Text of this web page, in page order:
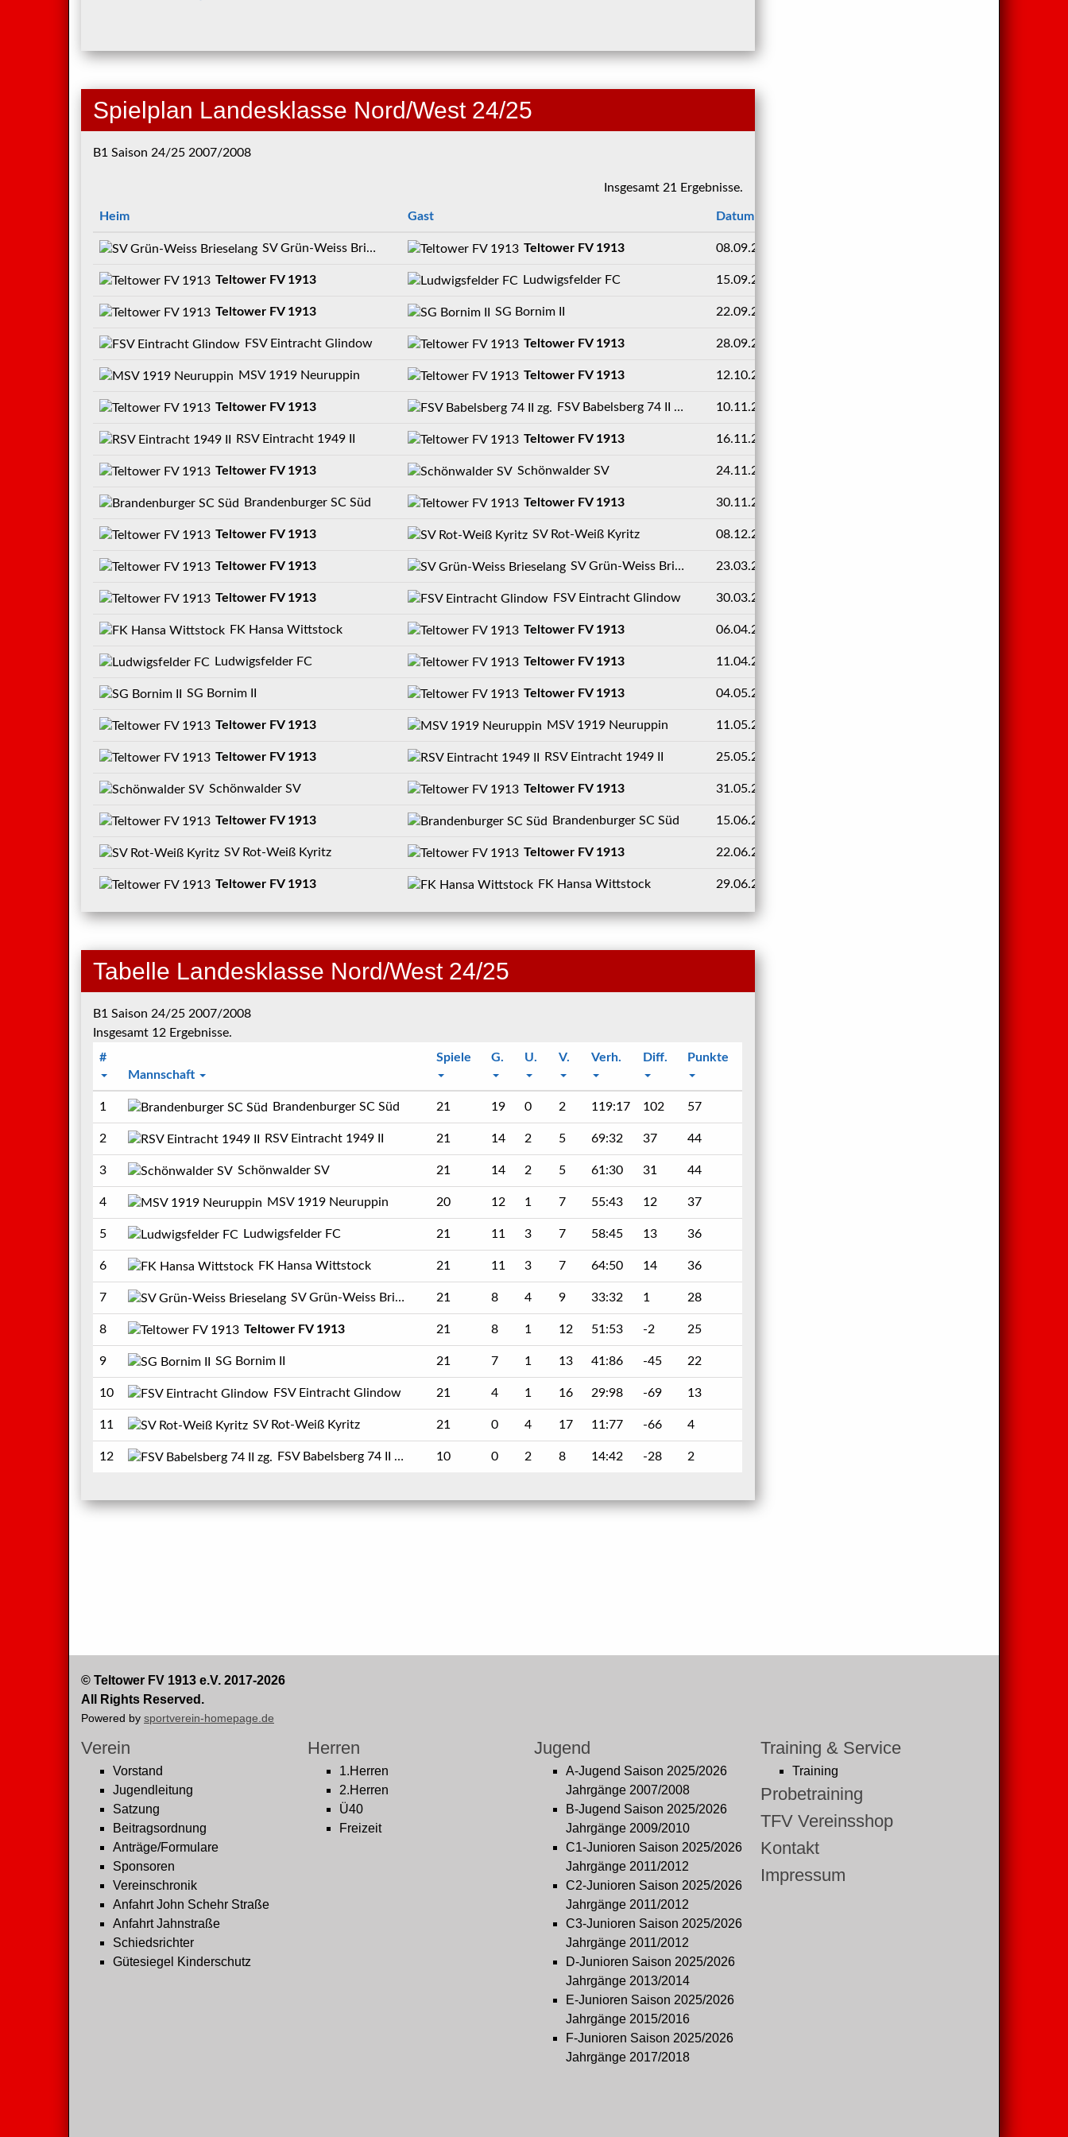
Spielplan Landesklasse Nord/West 24/25
B1 Saison 24/25 2007/2008
Insgesamt 21 Ergebnisse.
Heim Gast Datum
SV Grün-Weiss Brieselang Teltower FV 1913 08.09.2024
Teltower FV 1913 Ludwigsfelder FC 15.09.2024
Teltower FV 1913 SG Bornim II 22.09.2024
FSV Eintracht Glindow Teltower FV 1913 28.09.2024
MSV 1919 Neuruppin Teltower FV 1913 12.10.2024
Teltower FV 1913 FSV Babelsberg 74 II zg. 10.11.2024
RSV Eintracht 1949 II Teltower FV 1913 16.11.2024
Teltower FV 1913 Schönwalder SV 24.11.2024
Brandenburger SC Süd Teltower FV 1913 30.11.2024
Teltower FV 1913 SV Rot-Weiß Kyritz 08.12.2024
Teltower FV 1913 SV Grün-Weiss Brieselang 23.03.2025
Teltower FV 1913 FSV Eintracht Glindow 30.03.2025
FK Hansa Wittstock Teltower FV 1913 06.04.2025
Ludwigsfelder FC Teltower FV 1913 11.04.2025
SG Bornim II Teltower FV 1913 04.05.2025
Teltower FV 1913 MSV 1919 Neuruppin 11.05.2025
Teltower FV 1913 RSV Eintracht 1949 II 25.05.2025
Schönwalder SV Teltower FV 1913 31.05.2025
Teltower FV 1913 Brandenburger SC Süd 15.06.2025
SV Rot-Weiß Kyritz Teltower FV 1913 22.06.2025
Teltower FV 1913 FK Hansa Wittstock 29.06.2025
Tabelle Landesklasse Nord/West 24/25
B1 Saison 24/25 2007/2008
Insgesamt 12 Ergebnisse.
#
Mannschaft
Spiele G. U. V. Verh. Diff. Punkte
1 Brandenburger SC Süd 21 19 0 2 119:17 102 57
2 RSV Eintracht 1949 II 21 14 2 5 69:32 37 44
3 Schönwalder SV 21 14 2 5 61:30 31 44
4 MSV 1919 Neuruppin 20 12 1 7 55:43 12 37
5 Ludwigsfelder FC 21 11 3 7 58:45 13 36
6 FK Hansa Wittstock 21 11 3 7 64:50 14 36
7 SV Grün-Weiss Brieselang 21 8 4 9 33:32 1 28
8 Teltower FV 1913 21 8 1 12 51:53 -2 25
9 SG Bornim II 21 7 1 13 41:86 -45 22
10 FSV Eintracht Glindow 21 4 1 16 29:98 -69 13
11 SV Rot-Weiß Kyritz 21 0 4 17 11:77 -66 4
12 FSV Babelsberg 74 II zg. 10 0 2 8 14:42 -28 2
© Teltower FV 1913 e.V. 2017-2026
All Rights Reserved.
Powered by sportverein-homepage.de
Verein
Vorstand
Jugendleitung
Satzung
Beitragsordnung
Anträge/Formulare
Sponsoren
Vereinschronik
Anfahrt John Schehr Straße
Anfahrt Jahnstraße
Schiedsrichter
Gütesiegel Kinderschutz
Herren
1.Herren
2.Herren
Ü40
Freizeit
Jugend
A-Jugend Saison 2025/2026
Jahrgänge 2007/2008
B-Jugend Saison 2025/2026
Jahrgänge 2009/2010
C1-Junioren Saison 2025/2026
Jahrgänge 2011/2012
C2-Junioren Saison 2025/2026
Jahrgänge 2011/2012
C3-Junioren Saison 2025/2026
Jahrgänge 2011/2012
D-Junioren Saison 2025/2026
Jahrgänge 2013/2014
E-Junioren Saison 2025/2026
Jahrgänge 2015/2016
F-Junioren Saison 2025/2026
Jahrgänge 2017/2018
Training & Service
Training
Probetraining
TFV Vereinsshop
Kontakt
Impressum